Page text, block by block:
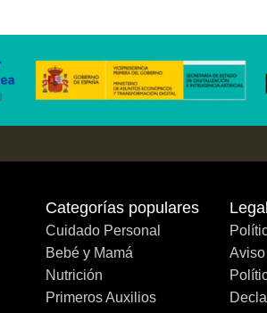
Categorías populares
Cuidado Personal
Bebé y Mamá
Nutrición
Primeros Auxilios
Legal
Aviso